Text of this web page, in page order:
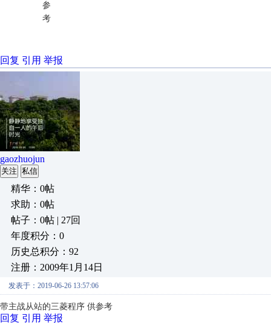
参
考
回复 引用 举报
gaozhuojun
关注 私信
精华：0帖
求助：0帖
帖子：0帖 | 27回
年度积分：0
历史总积分：92
注册：2009年1月14日
发表于：2019-06-26 13:57:06
带主战从站的三菱程序 供参考
回复 引用 举报